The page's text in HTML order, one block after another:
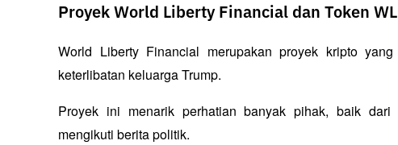
Proyek World Liberty Financial dan Token
World Liberty Financial merupakan proyek kripto
keterlibatan keluarga Trump.
Proyek ini menarik perhatian banyak pihak, baik dari
mengikuti berita politik.